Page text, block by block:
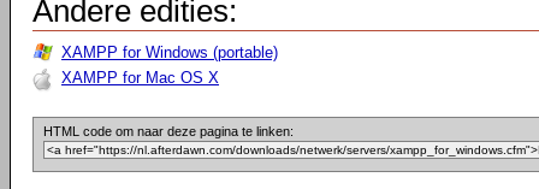
Andere edities:
XAMPP for Windows (portable)
XAMPP for Mac OS X
HTML code om naar deze pagina te linken: